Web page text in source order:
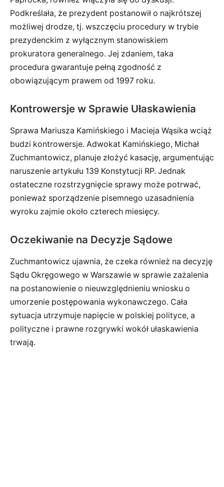
Podkreślała, że prezydent postanowił o najkrótszej
możliwej drodze, tj. wszczęciu procedury w trybie
prezydenckim z wyłącznym stanowiskiem
prokuratora generalnego. Jej zdaniem, taka
procedura gwarantuje pełną zgodność z
obowiązującym prawem od 1997 roku.
Kontrowersje w Sprawie Ułaskawienia
Sprawa Mariusza Kamińskiego i Macieja Wąsika wciąż
budzi kontrowersje. Adwokat Kamińskiego, Michał
Zuchmantowicz, planuje złożyć kasację, argumentując
naruszenie artykułu 139 Konstytucji RP. Jednak
ostateczne rozstrzygnięcie sprawy może potrwać,
ponieważ sporządzenie pisemnego uzasadnienia
wyroku zajmie około czterech miesięcy.
Oczekiwanie na Decyzje Sądowe
Zuchmantowicz ujawnia, że czeka również na decyzję
Sądu Okręgowego w Warszawie w sprawie zażalenia
na postanowienie o nieuwzględnieniu wniosku o
umorzenie postępowania wykonawczego. Cała
sytuacja utrzymuje napięcie w polskiej polityce, a
polityczne i prawne rozgrywki wokół ułaskawienia
trwają.